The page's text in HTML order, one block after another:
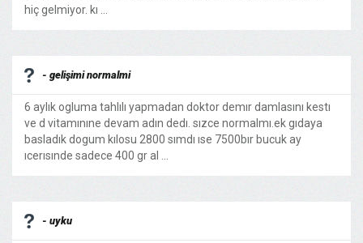
hiç gelmiyor. kı ...
- gelişimi normalmi
6 aylık ogluma tahlılı yapmadan doktor demır damlasını kestı
ve d vitamınıne devam adın dedı. sızce normalmı.ek gıdaya
basladık dogum kılosu 2800 sımdı ıse 7500bır bucuk ay
ıcerısınde sadece 400 gr al ...
- uyku